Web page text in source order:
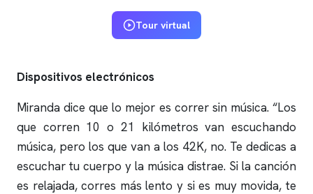
Tour virtual
Dispositivos electrónicos
Miranda dice que lo mejor es correr sin música. “Los
que corren 10 o 21 kilómetros van escuchando
música, pero los que van a los 42K, no. Te dedicas a
escuchar tu cuerpo y la música distrae. Si la canción
es relajada, corres más lento y si es muy movida, te